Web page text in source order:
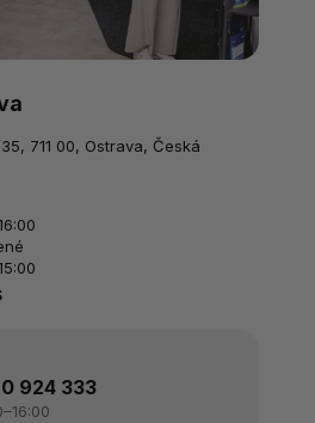
924 333
711 00, Ostrava, Česká